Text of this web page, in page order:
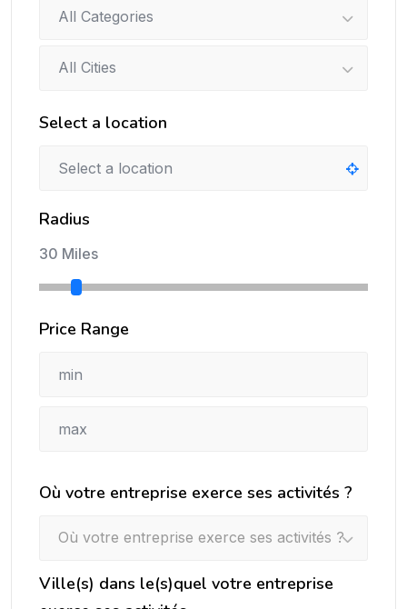
All Categories
All Cities
Select a location
Radius
30 Miles
Price Range
Où votre entreprise exerce ses activités ?
Où votre entreprise exerce ses activités ?
Ville(s) dans le(s)quel votre entreprise